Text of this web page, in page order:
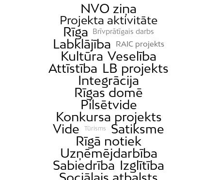
NVO ziņa
Projekta aktivitāte
Rīga Brīvprātīgais darbs
Labklājība RAIC projekts
Kultūra Veselība
Attīstība LB projekts
Integrācija
Rīgas domē
Pilsētvide
Konkursa projekts
Vide
Tūrisms
Satiksme
Rīgā notiek
Uzņēmējdarbība
Sabiedrība Izglītība